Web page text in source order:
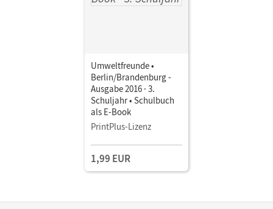
Umweltfreunde •
Berlin/Brandenburg -
Ausgabe 2016 · 3.
Schuljahr • Schulbuch
als E-Book
PrintPlus-Lizenz
1,99 EUR